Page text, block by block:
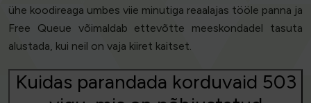
ühe koodireaga umbes viie minutiga reaalajas tööle panna ja
Free Queue võimaldab ettevõtte meeskondadel tasuta
alustada, kui neil on vaja kiiret kaitset.
Kuidas parandada korduvaid 503